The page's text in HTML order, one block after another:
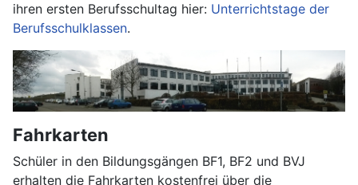
ihren ersten Berufsschultag hier: Unterrichtstage der
Berufsschulklassen.
Fahrkarten
Schüler in den Bildungsgängen BF1, BF2 und BVJ
erhalten die Fahrkarten kostenfrei über die